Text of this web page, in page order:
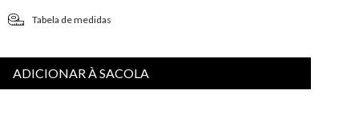
Tabela de medidas
ADICIONAR À SACOLA